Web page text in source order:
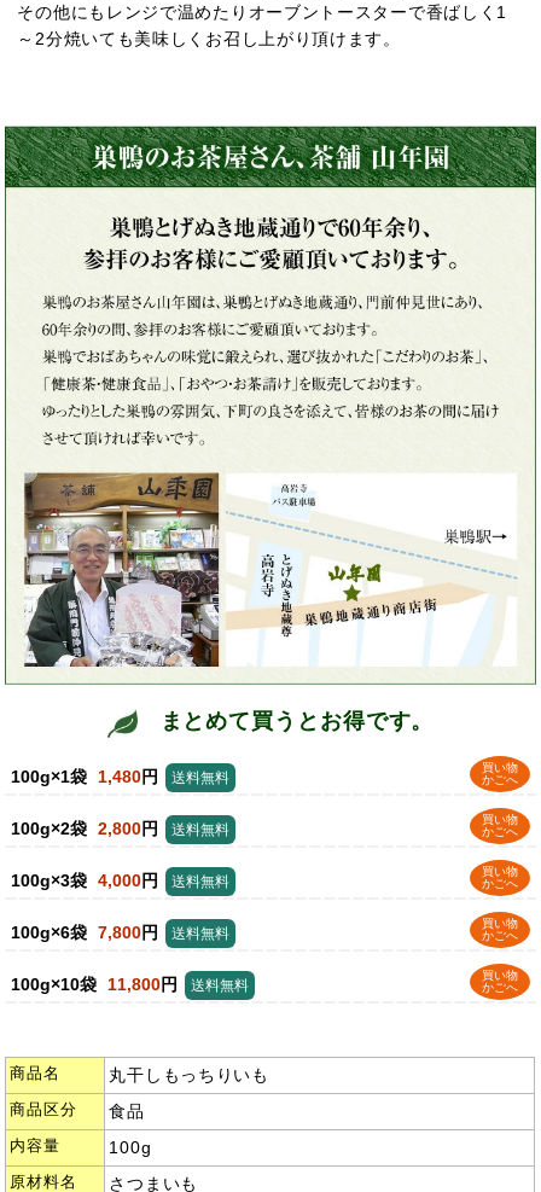
その他にもレンジで温めたりオーブントースターで香ばしく1
～2分焼いても美味しくお召し上がり頂けます。
まとめて買うとお得です。
100g×1袋 1,480円
買い物
かごへ
送料無料
100g×2袋 2,800円
買い物
かごへ
送料無料
100g×3袋 4,000円
買い物
かごへ
送料無料
100g×6袋 7,800円
買い物
かごへ
送料無料
100g×10袋 11,800円
買い物
かごへ
送料無料
商品名 丸干しもっちりいも
商品区分 食品
内容量 100g
原材料名 さつまいも